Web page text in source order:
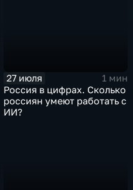
27 июля
1 мин
Россия в цифрах. Сколько
россиян умеют работать с
ИИ?